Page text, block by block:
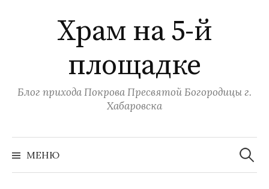
содержимомуХрам на 5-й
площадке
Блог прихода Покрова Пресвятой Богородицы г.
Хабаровска
МЕНЮ
Найти: